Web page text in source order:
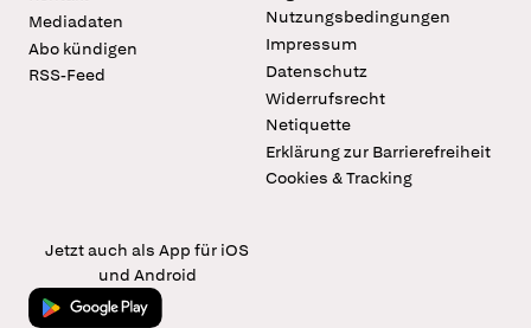
Mediadaten
Abo kündigen
RSS-Feed
Nutzungsbedingungen
Impressum
Datenschutz
Widerrufsrecht
Netiquette
Erklärung zur Barrierefreiheit
Cookies & Tracking
Jetzt auch als App für iOS
und Android
Jetzt bei Google Play